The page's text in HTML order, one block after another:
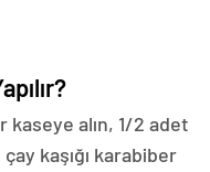
kaseye alın, 1/2 adet
çay kaşığı karabiber